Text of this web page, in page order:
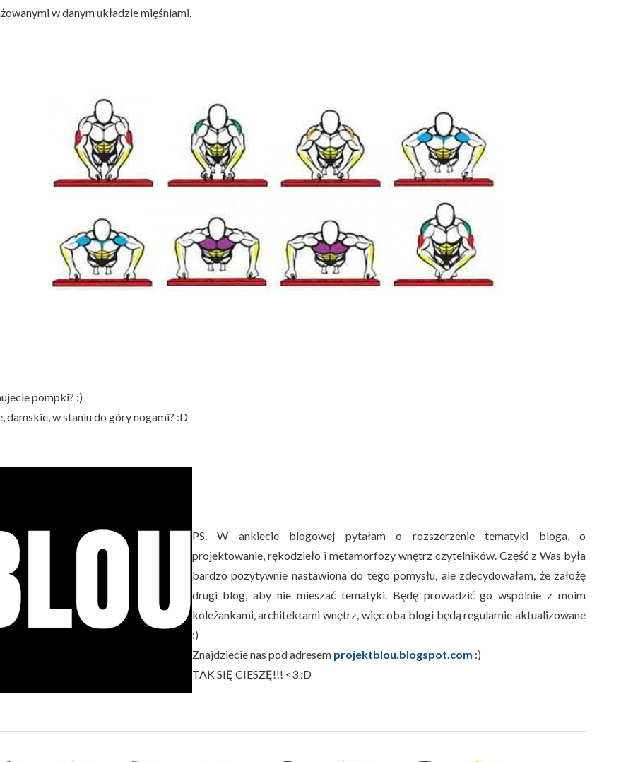
w danym układzie mięśniami.
pompki? :)
damskie, w staniu do góry nogami? :D
PS. W ankiecie blogowej pytałam o rozszerzenie tematyki bloga, o
projektowanie, rękodzieło i metamorfozy wnętrz czytelników. Część z Was była
bardzo pozytywnie nastawiona do tego pomysłu, ale zdecydowałam, że założę
drugi blog, aby nie mieszać tematyki. Będę prowadzić go wspólnie z moim
koleżankami, architektami wnętrz, więc oba blogi będą regularnie aktualizowane
:)
Znajdziecie nas pod adresem projektblou.blogspot.com :)
TAK SIĘ CIESZĘ!!! <3 :D